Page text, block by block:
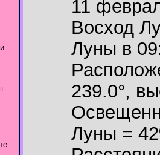
11
Восход
Луны в
239.0°,
Луны =